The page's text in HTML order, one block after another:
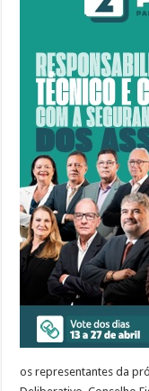
os representantes da